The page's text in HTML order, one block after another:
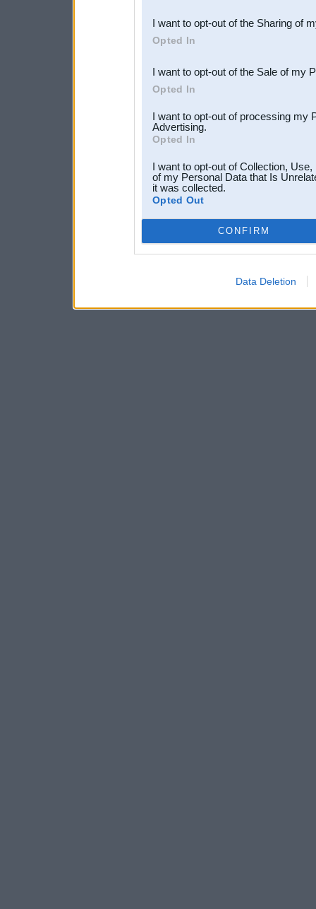
Downstream Participants
third parties.
I want to opt-out of the Sharing of
Opted In
I want to opt-out of the Sale of my
Opted In
I want to opt-out of processing my
Advertising.
Opted In
I want to opt-out of Collection,
of my Personal Data that Is
it was collected.
Opted Out
CONFIRM
Data Deletion